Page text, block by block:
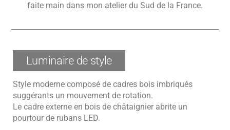
faite main dans mon atelier du Sud de la France.
Luminaire de style
Style moderne composé de cadres bois imbriqués
suggérants un mouvement de rotation.
Le cadre externe en bois de châtaignier abrite un
pourtour de rubans LED.